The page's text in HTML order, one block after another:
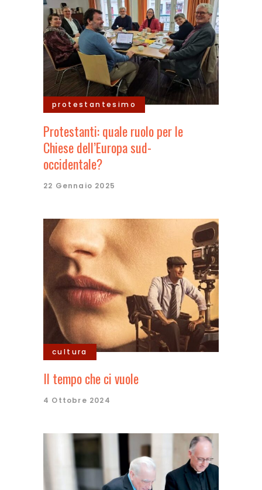
protestantesimo
Protestanti: quale ruolo per le
Chiese dell’Europa sud-
occidentale?
22 Gennaio 2025
cultura
Il tempo che ci vuole
4 Ottobre 2024